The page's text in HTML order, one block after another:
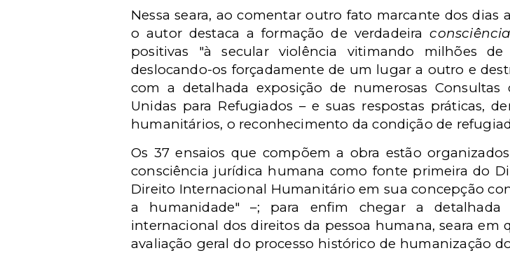
Nessa seara, ao comentar outro fato marcante dos dias
o autor destaca a formação de verdadeira
positivas "à secular violência vitimando milhões
deslocando-os forçadamente de um lugar a outro e
com a detalhada exposição de numerosas Consultas
Unidas para Refugiados – e suas respostas práticas,
humanitários, o reconhecimento da condição de
Os 37 ensaios que compõem a obra estão
consciência jurídica humana como fonte primeira do
Direito Internacional Humanitário em sua concepção
a humanidade" –; para enfim chegar a detalhada
internacional dos direitos da pessoa humana, seara
avaliação geral do processo histórico de humanização